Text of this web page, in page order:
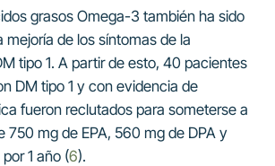
grasos Omega-3 también ha sido
mejoría de los síntomas de la
tipo 1. A partir de esto, 40 pacientes
DM tipo 1 y con evidencia de
fueron reclutados para someterse a
750 mg de EPA, 560 mg de DPA y
1 año (6).